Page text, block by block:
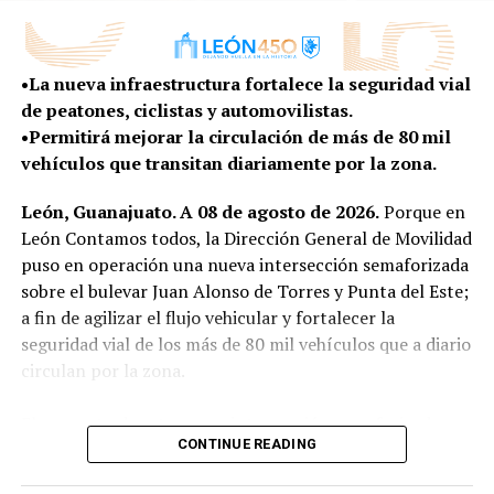
rural.
Con más obras, vivienda y programas construidos de la
mano de sus habitantes, el Gobierno Municipal
mantiene la cercanía con las comunidades rurales para
escuchar sus necesidades y convertirlas en resultados
no se improvisa; se planea. Hoy, frente a un mundo que
cambia con enorme rapidez, esa tarea exige abrir nuevas
conversaciones, escuchar nuevas voces y entender las
tendencias que ya están transformando la manera en
que vivimos, trabajamos, nos movemos y convivimos”,
expresó.
proceso permitirá que León llegue a su 450 aniversario
no solo para celebrar su historia, sino también para
imaginar y construir la ciudad que quiere ser en las
próximas décadas, con una visión compartida entre los
distintos sectores de la sociedad.
“Porque una ciudad con 450 años de historia
valentía su siguiente etapa”, agregó.
SEIS EJES PARA IMAGINAR EL LEÓN DEL FUTURO
•La nueva infraestructura fortalece la seguridad vial
de peatones, ciclistas y automovilistas.
•Permitirá mejorar la circulación de más de 80 mil
vehículos que transitan diariamente por la zona.
León, Guanajuato. A 08 de agosto de 2026.Porque en
León Contamos todos, la Dirección General de Movilidad
puso en operación una nueva intersección semaforizada
sobre el bulevar Juan Alonso de Torres y Punta del Este;
a fin de agilizar el flujo vehicular y fortalecer la
seguridad vial de los más de 80 mil vehículos que a diario
circulan por la zona.
El proyecto de esta nueva intersección semaforizada no
solo contempló la instalación de dispositivos de control
CONTINUE READING